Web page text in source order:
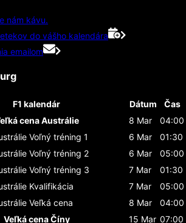
nám kávu.
do vášho kalendára
emailom
F1 kalendár Dátum
Čas
cena Austrálie
8 Mar
04:00
Voľný tréning 1 6 Mar
01:30
Voľný tréning 2 6 Mar
05:00
Voľný tréning 3 7 Mar
01:30
Kvalifikácia 7 Mar
05:00
Veľká cena 8 Mar
04:00
Veľká cena Číny
15 Mar 07:00